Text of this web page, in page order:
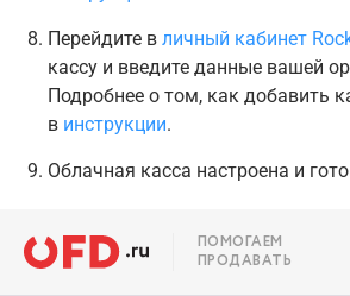
Перейдите в личный кабинет
кассу и введите данные вашей
Подробнее о том, как добавить
в инструкции.
Облачная касса настроена и
ПОМОГАЕМ
ПРОДАВАТЬ